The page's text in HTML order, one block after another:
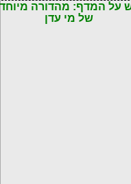
על המדף: מהדורה
של מי עדן